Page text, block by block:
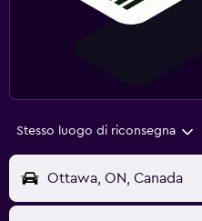
Stesso luogo di riconsegna
Ottawa, ON, Canada